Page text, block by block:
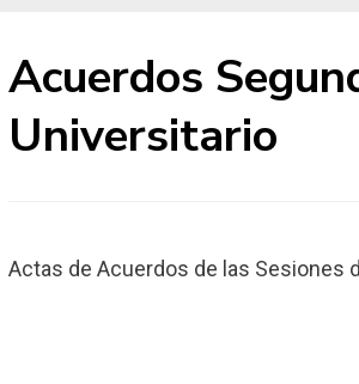
Acuerdos
Universitario
Actas de Acuerdos de las Sesiones